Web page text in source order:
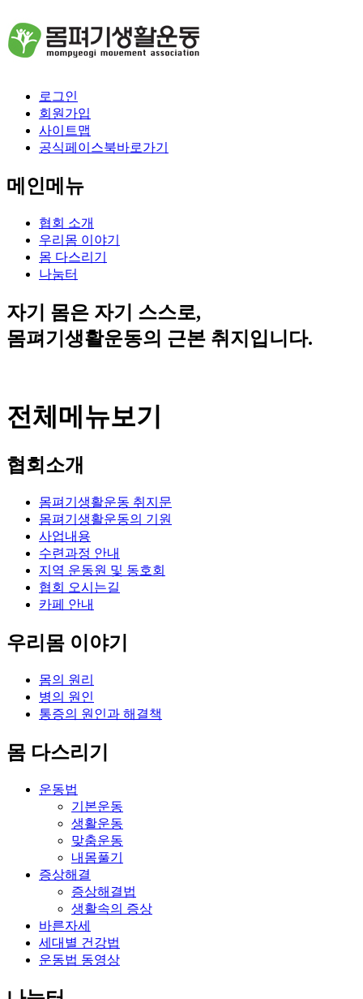
로그인
회원가입
사이트맵
공식페이스북바로가기
메인메뉴
협회 소개
우리몸 이야기
몸 다스리기
나눔터
자기 몸은 자기 스스로,
몸펴기생활운동의 근본 취지입니다.
전체메뉴보기
협회소개
몸펴기생활운동 취지문
몸펴기생활운동의 기원
사업내용
수련과정 안내
지역 운동원 및 동호회
협회 오시는길
카페 안내
우리몸 이야기
몸의 원리
병의 원인
통증의 원인과 해결책
몸 다스리기
운동법
기본운동
생활운동
맞춤운동
내몸풀기
증상해결
증상해결법
생활속의 증상
바른자세
세대별 건강법
운동법 동영상